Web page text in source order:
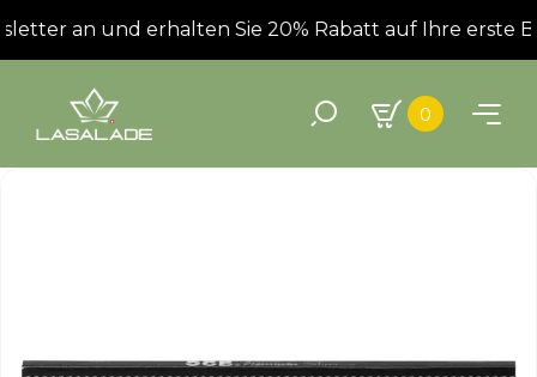
an und erhalten Sie 20% Rabatt auf Ihre erste
0